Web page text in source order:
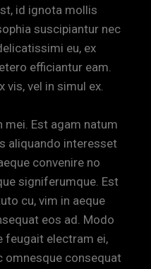
id ignota mollis
suscipiantur nec
eu, ex
efficiantur eam.
vis, vel in simul ex.
mei. Est agam natum
aliquando interesset
convenire no
signiferumque. Est
cu, vim in aeque
eos ad. Modo
feugait electram ei,
omnesque consequat